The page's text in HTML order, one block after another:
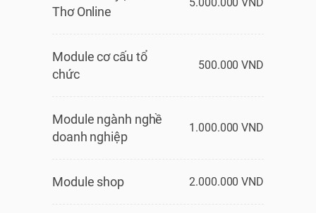
Thơ Online
Module cơ cấu tổ
chức
500.000 VND
Module ngành nghề
doanh nghiệp
1.000.000 VND
Module shop 2.000.000 VND